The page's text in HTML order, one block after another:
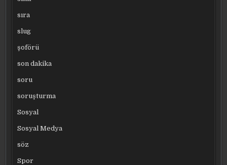
sıra
slug
şoförü
son dakika
soru
soruşturma
Sosyal
Sosyal Medya
söz
Spor